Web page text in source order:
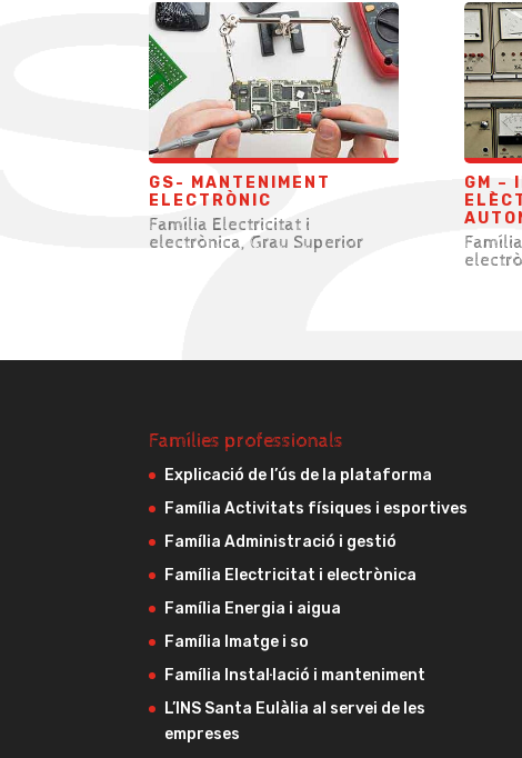
GS- MANTENIMENT
ELECTRÒNIC
Família Electricitat i
electrònica,Grau Superior
GM –
Famílies professionals
Explicació de l’ús de la plataforma
Família Activitats físiques i esportives
Família Administració i gestió
Família Electricitat i electrònica
Família Energia i aigua
Família Imatge i so
Família Instal·lació i manteniment
L’INS Santa Eulàlia al servei de les
empreses